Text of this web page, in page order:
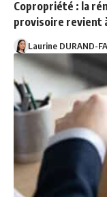
Copropriété : la
provisoire revient
Laurine DURAND-